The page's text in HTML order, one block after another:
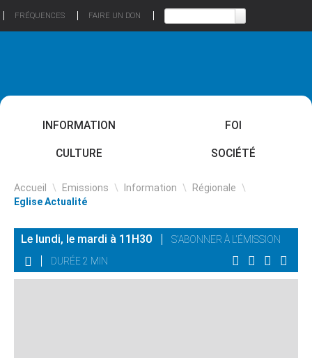
FRÉQUENCES FAIRE UN DON
INFORMATION FOI
CULTURE SOCIÉTÉ
Accueil \ Emissions \ Information \ Régionale \
Eglise Actualité
Le lundi, le mardi à 11H30
S'ABONNER À L'ÉMISSION
DURÉE 2 MIN